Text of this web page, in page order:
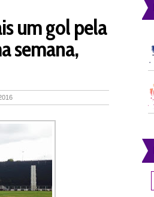
um gol pela
semana,